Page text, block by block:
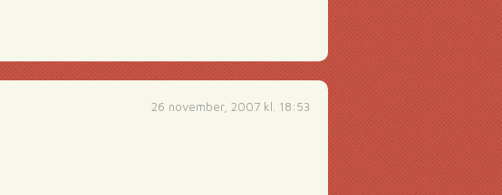
26 november, 2007 kl. 18:53